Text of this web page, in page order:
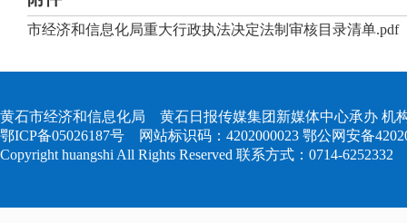
市经济和信息化局重大行政执法决定法制审核目录清单.pdf
黄石市经济和信息化局 黄石日报传媒集团新媒体中心承办 机
鄂ICP备05026187号 网站标识码：4202000023 鄂公网安备
Copyright huangshi All Rights Reserved 联系方式：0714-6252332